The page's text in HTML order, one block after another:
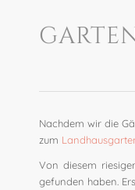
Nachdem wir die
zum
Von diesem
gefunden haben.